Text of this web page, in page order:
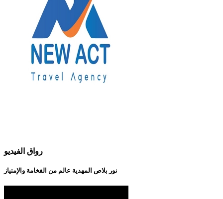
رواق الفيديو
نور بلاص المهدية عالم من الفخامة والإمتياز